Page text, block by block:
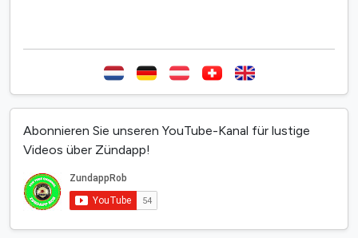
Abonnieren Sie unseren YouTube-Kanal für lustige
Videos über Zündapp!